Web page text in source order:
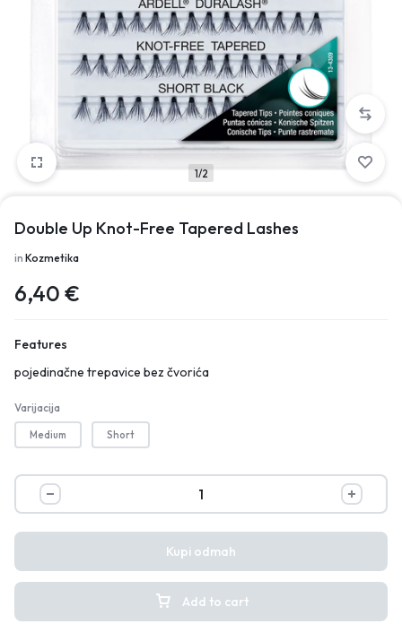
Sign in
1/2
Double Up Knot-Free Tapered Lashes
in Kozmetika
6,40 €
Features
pojedinačne trepavice bez čvorića
Varijacija
Medium Short
Add to cart
Kupi odmah